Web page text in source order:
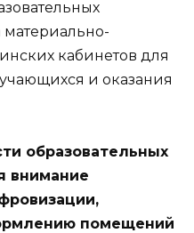
кабинетов для
и оказания
образовательных
внимание
помещений